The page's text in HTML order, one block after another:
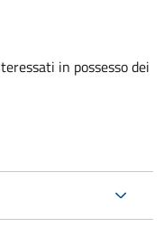
in possesso dei